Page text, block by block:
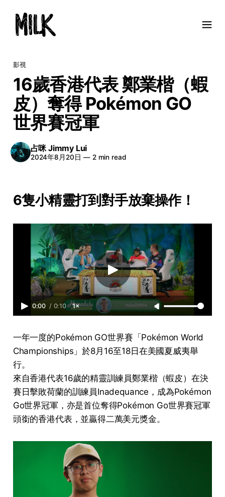
影視
16歲香港代表 鄭業楷（蝦
皮）奪得 Pokémon GO
世界賽冠軍
占咪 Jimmy Lui
2024年8月20日 —2 min read
6隻小精靈打到對手放棄操作！
0:00 / 0:10 1×
一年一度的Pokémon GO世界賽「Pokémon World
Championships」於8月16至18日在美國夏威夷舉
行。
來自香港代表16歲的精靈訓練員鄭業楷（蝦皮）在決
賽日擊敗荷蘭的訓練員Inadequance，成為Pokémon
Go世界冠軍，亦是首位奪得Pokémon Go世界賽冠軍
頭銜的香港代表，並贏得二萬美元獎金。